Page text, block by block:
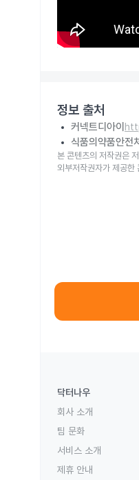
정보 출처
커넥트디아이
식품의약품안전
본 콘텐츠의 저작권은
외부저작권자가 제공한
닥터나우
회사 소개
팀 문화
서비스 소개
제휴 안내